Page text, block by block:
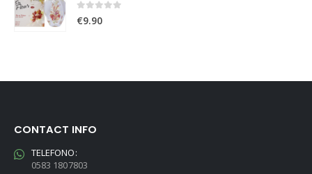
0Su 5
€9.90
CONTACT INFO
TELEFONO:
0583 1807803